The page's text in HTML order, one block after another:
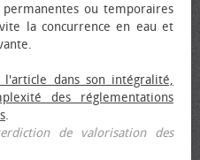
ou temporaires
la concurrence en eau et
dans son intégralité,
des réglementations
.
de valorisation des